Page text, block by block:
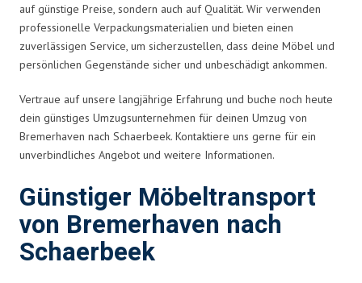
auf günstige Preise, sondern auch auf Qualität. Wir verwenden
professionelle Verpackungsmaterialien und bieten einen
zuverlässigen Service, um sicherzustellen, dass deine Möbel und
persönlichen Gegenstände sicher und unbeschädigt ankommen.
Vertraue auf unsere langjährige Erfahrung und buche noch heute
dein günstiges Umzugsunternehmen für deinen Umzug von
Bremerhaven nach Schaerbeek. Kontaktiere uns gerne für ein
unverbindliches Angebot und weitere Informationen.
Günstiger Möbeltransport
von Bremerhaven nach
Schaerbeek